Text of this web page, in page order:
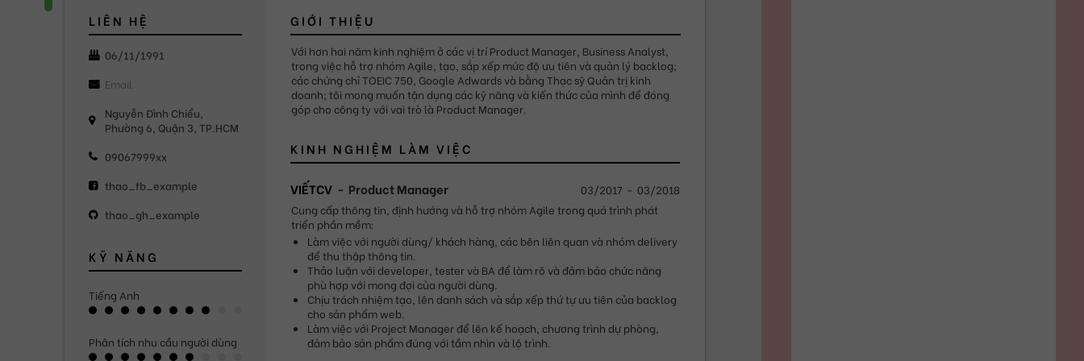
LIÊN HỆ
06/11/1991
Nguyễn Đình Chiểu,
Phường 6, Quận 3, TP.HCM
09067999xx
thao_fb_example
thao_gh_example
KỸ NĂNG
Tiếng Anh
Phân tích nhu cầu người dùng
GIỚI THIỆU
Với hơn hai năm kinh nghiệm ở các vị trí Product Manager, Business Analyst,
trong việc hỗ trợ nhóm Agile, tạo, sắp xếp mức độ ưu tiên và quản lý backlog;
các chứng chỉ TOEIC 750, Google Adwards và bằng Thạc sỹ Quản trị kinh
doanh; tôi mong muốn tận dụng các kỹ năng và kiến thức của mình để đóng
góp cho công ty với vai trò là Product Manager.
KINH NGHIỆM LÀM VIỆC
VIẾTCV Product Manager 03/2017 - 03/2018
Cung cấp thông tin, định hướng và hỗ trợ nhóm Agile trong quá trình phát
triển phần mềm:
Làm việc với người dùng/ khách hàng, các bên liên quan và nhóm delivery
để thu thập thông tin.
Thảo luận với developer, tester và BA để làm rõ và đảm bảo chức năng
phù hợp với mong đợi của người dùng.
Chịu trách nhiệm tạo, lên danh sách và sắp xếp thứ tự ưu tiên của backlog
cho sản phẩm web.
Làm việc với Project Manager để lên kế hoạch, chương trình dự phòng,
đảm bảo sản phẩm đúng với tầm nhìn và lộ trình.